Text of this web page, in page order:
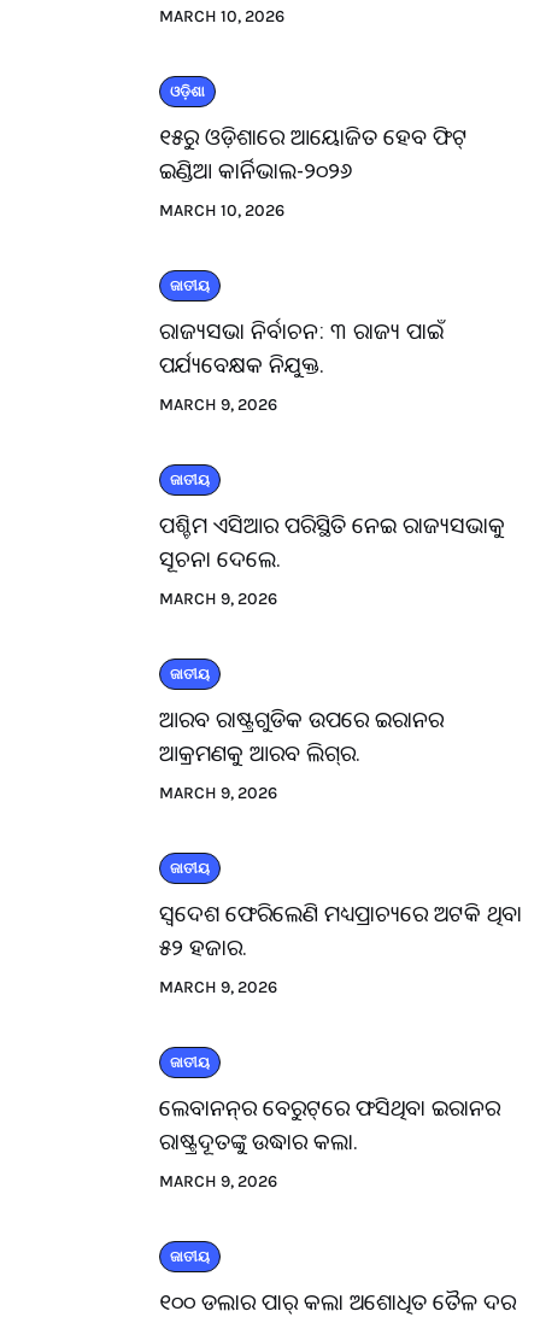
MARCH 10, 2026
ଓଡ଼ିଶା
୧୫ରୁ ଓଡ଼ିଶାରେ ଆୟୋଜିତ ହେବ ଫିଟ୍
ଇଣ୍ଡିଆ କାର୍ନିଭାଲ-୨୦୨୬
MARCH 10, 2026
ଜାତୀୟ
ରାଜ୍ୟସଭା ନିର୍ବାଚନ: ୩ ରାଜ୍ୟ ପାଇଁ
ପର୍ଯ୍ୟବେକ୍ଷକ ନିଯୁକ୍ତ.
MARCH 9, 2026
ଜାତୀୟ
ପଶ୍ଚିମ ଏସିଆର ପରିସ୍ଥିତି ନେଇ ରାଜ୍ୟସଭାକୁ
ସୂଚନା ଦେଲେ.
MARCH 9, 2026
ଜାତୀୟ
ଆରବ ରାଷ୍ଟ୍ରଗୁଡିକ ଉପରେ ଇରାନର
ଆକ୍ରମଣକୁ ଆରବ ଲିଗ୍‌ର.
MARCH 9, 2026
ଜାତୀୟ
ସ୍ବଦେଶ ଫେରିଲେଣି ମଧ୍ୟପ୍ରାଚ୍ୟରେ ଅଟକି ଥିବା
୫୨ ହଜାର.
MARCH 9, 2026
ଜାତୀୟ
ଲେବାନନ୍‌ର ବେରୁଟ୍‌ରେ ଫସିଥିବା ଇରାନର
ରାଷ୍ଟ୍ରଦୂତଙ୍କୁ ଉଦ୍ଧାର କଲା.
MARCH 9, 2026
ଜାତୀୟ
୧୦୦ ଡଲାର ପାର୍ କଲା ଅଶୋଧିତ ତୈଳ ଦର